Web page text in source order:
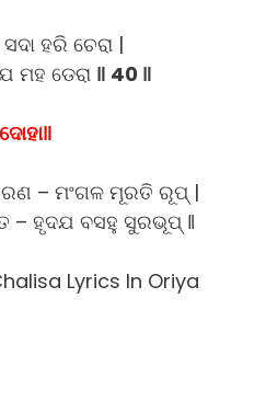
ହରି ଚେରା |
ମହ ଡେରା ‖ 40 ‖
– ମଂଗଳ ମୂରତି ରୂପ୍ |
– ହୃଦଯ ବସହୁ ସୁରଭୂପ୍ ‖